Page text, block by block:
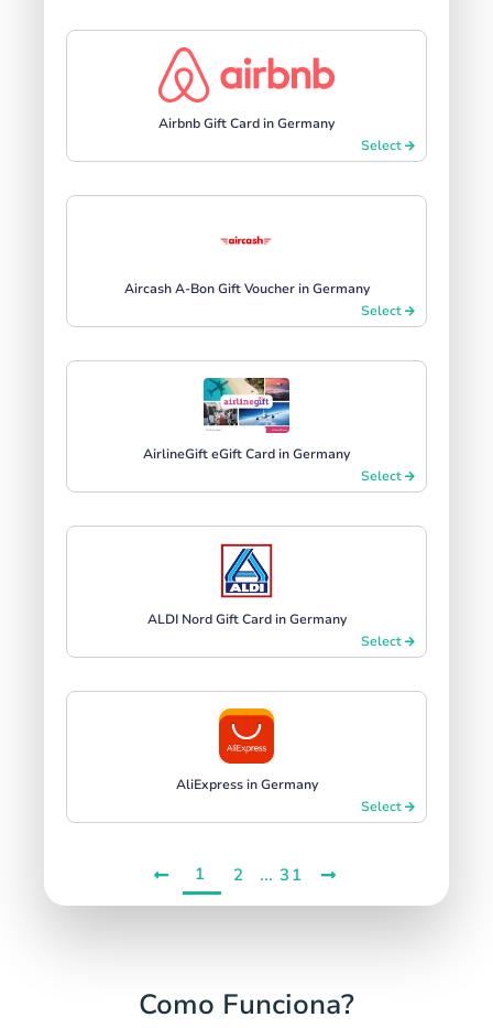
Airbnb Gift Card in Germany
Select
Aircash A-Bon Gift Voucher in Germany
Select
AirlineGift eGift Card in Germany
Select
ALDI Nord Gift Card in Germany
Select
AliExpress in Germany
Select
1 2 ... 31
Como Funciona?